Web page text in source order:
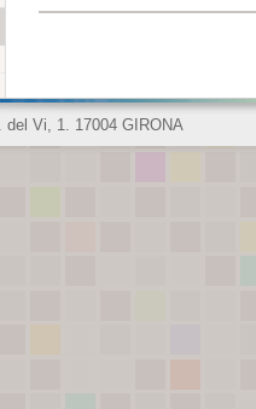
del Vi, 1. 17004 GIRONA